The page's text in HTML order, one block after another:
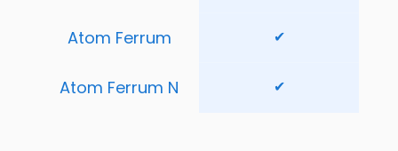
Atom Ferrum ✔
Atom Ferrum N ✔